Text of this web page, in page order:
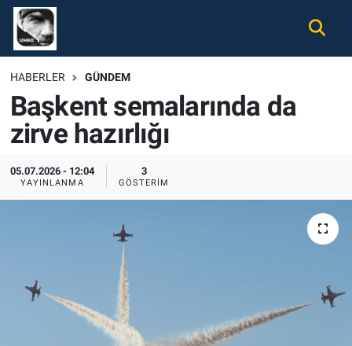
HABERLER GÜNDEM
Başkent semalarında da
zirve hazırlığı
05.07.2026 - 12:04
YAYINLANMA
3
GÖSTERIM
Gündem
Ekonomi
Spor
Magazin
Tüm Haberler
Künye
Nöbetçi Eczaneler
Hava Durumu
Namaz Vakitleri
Trafik Durumu
Süper Lig Puan Durumu ve Fikstür
Tüm Manşetler
Son Dakika Haberleri
Haber Arşivi